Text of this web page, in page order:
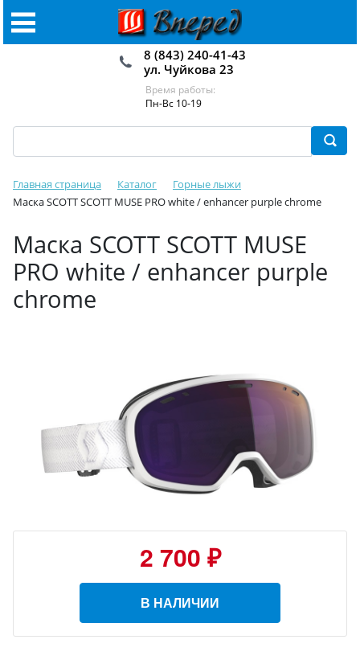
8 (843) 240-41-43
ул. Чуйкова 23
Время работы:
Пн-Вс 10-19
Главная страница Каталог
Горные лыжи
Маска SCOTT SCOTT MUSE PRO white / enhancer purple chrome
Маска SCOTT SCOTT MUSE
PRO white / enhancer purple
chrome
2 700 ₽
В НАЛИЧИИ